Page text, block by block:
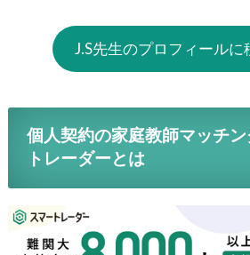
J.S先生のプロフィールに
個人契約の家庭教師マッチ
トレーダーとは